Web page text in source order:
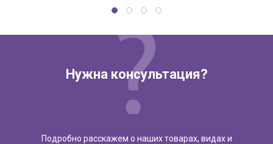
Нужна консультация?
Подробно расскажем о наших товарах, видах и